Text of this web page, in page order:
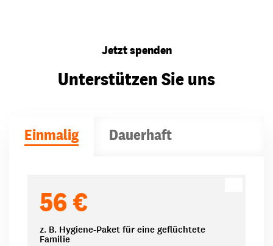
Jetzt spenden
Unterstützen Sie uns
Einmalig Dauerhaft
56 €
z. B. Hygiene-Paket für eine geflüchtete
Familie